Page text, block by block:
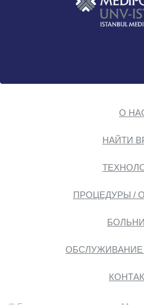
О
НАЙТИ
ПРОЦЕДУРЫ /
ОБСЛУЖИВАНИЕ